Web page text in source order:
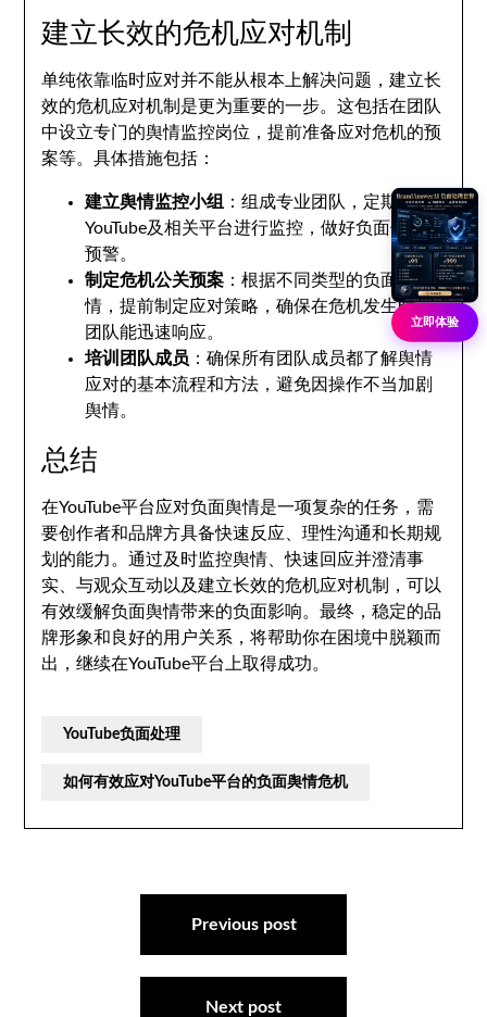
建立长效的危机应对机制
单纯依靠临时应对并不能从根本上解决问题，建立长
效的危机应对机制是更为重要的一步。这包括在团队
中设立专门的舆情监控岗位，提前准备应对危机的预
案等。具体措施包括：
建立舆情监控小组
：组成专业团队，定期对
YouTube及相关平台进行监控，做好负面信息的
预警。
制定危机公关预案 ：根据不同类型的负面舆
情，提前制定应对策略，确保在危机发生时，
团队能迅速响应。
培训团队成员 ：确保所有团队成员都了解舆情
应对的基本流程和方法，避免因操作不当加剧
舆情。
总结
在YouTube平台应对负面舆情是一项复杂的任务，需
要创作者和品牌方具备快速反应、理性沟通和长期规
划的能力。通过及时监控舆情、快速回应并澄清事
实、与观众互动以及建立长效的危机应对机制，可以
有效缓解负面舆情带来的负面影响。最终，稳定的品
牌形象和良好的用户关系，将帮助你在困境中脱颖而
出，继续在YouTube平台上取得成功。
YouTube负面处理
如何有效应对YouTube平台的负面舆情危机
Previous post
Next post
立即体验